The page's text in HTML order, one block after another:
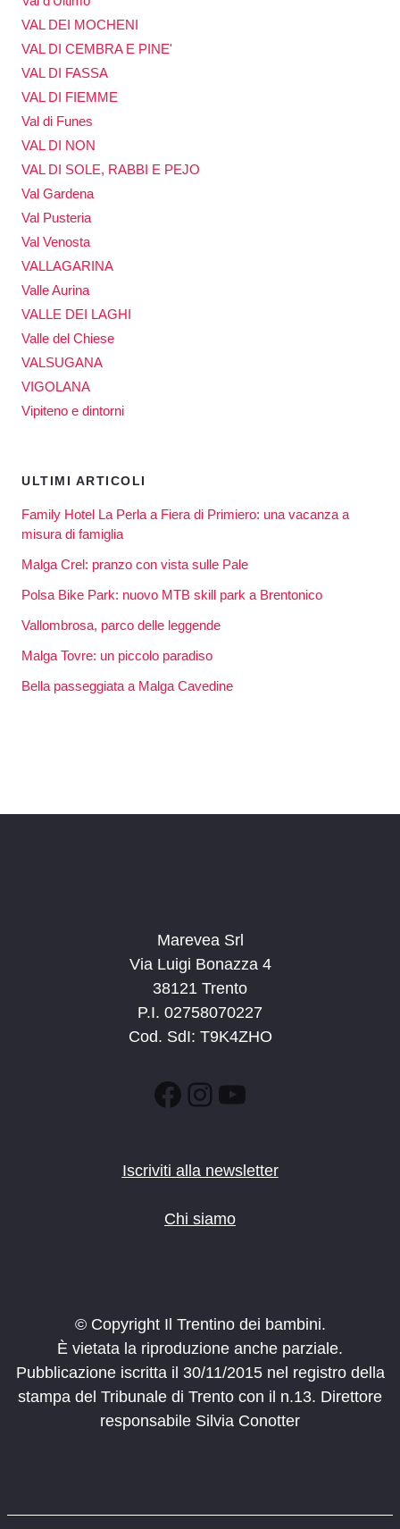
VAL DEI MOCHENI
VAL DI CEMBRA E PINE'
VAL DI FASSA
VAL DI FIEMME
Val di Funes
VAL DI NON
VAL DI SOLE, RABBI E PEJO
Val Gardena
Val Pusteria
Val Venosta
VALLAGARINA
Valle Aurina
VALLE DEI LAGHI
Valle del Chiese
VALSUGANA
VIGOLANA
Vipiteno e dintorni
ULTIMI ARTICOLI
Family Hotel La Perla a Fiera di Primiero: una vacanza a
misura di famiglia
Malga Crel: pranzo con vista sulle Pale
Polsa Bike Park: nuovo MTB skill park a Brentonico
Vallombrosa, parco delle leggende
Malga Tovre: un piccolo paradiso
Bella passeggiata a Malga Cavedine
Marevea Srl
Via Luigi Bonazza 4
38121 Trento
P.I. 02758070227
Cod. SdI: T9K4ZHO
Facebook
Instagram
YouTube
Iscriviti alla newsletter
Chi siamo
© Copyright Il Trentino dei bambini.
È vietata la riproduzione anche parziale.
Pubblicazione iscritta il 30/11/2015 nel registro della
stampa del Tribunale di Trento con il n.13. Direttore
responsabile Silvia Conotter